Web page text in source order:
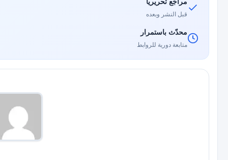
مراجَع تحريرياً
قبل النشر وبعده
محدّث باستمرار
متابعة دورية للروابط